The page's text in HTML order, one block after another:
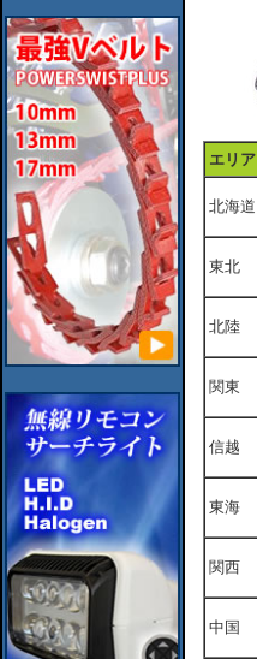
エリア
北海道
東北
北陸
関東
信越
東海
関西
中国